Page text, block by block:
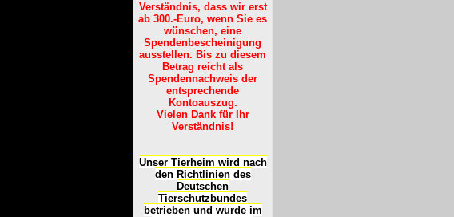
Verständnis, dass wir erst
ab 300.-Euro, wenn Sie es
wünschen, eine
Spendenbescheinigung
ausstellen. Bis zu diesem
Betrag reicht als
Spendennachweis der
entsprechende
Kontoauszug.
Vielen Dank für Ihr
Verständnis!
Unser Tierheim wird nach
den Richtlinien des
Deutschen
Tierschutzbundes
betrieben und wurde im